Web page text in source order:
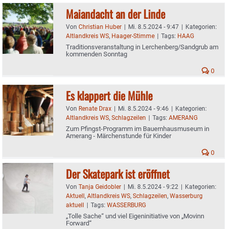
Maiandacht an der Linde
Von Christian Huber | Mi. 8.5.2024 - 9:47 | Kategorien:
Altlandkreis WS, Haager-Stimme | Tags: HAAG
Traditionsveranstaltung in Lerchenberg/Sandgrub am
kommenden Sonntag
0
Es klappert die Mühle
Von Renate Drax | Mi. 8.5.2024 - 9:46 | Kategorien:
Altlandkreis WS, Schlagzeilen | Tags: AMERANG
Zum Pfingst-Programm im Bauernhausmuseum in
Amerang - Märchenstunde für Kinder
0
Der Skatepark ist eröffnet
Von Tanja Geidobler | Mi. 8.5.2024 - 9:22 | Kategorien:
Aktuell, Altlandkreis WS, Schlagzeilen, Wasserburg
aktuell | Tags: WASSERBURG
„Tolle Sache“ und viel Eigeninitiative von „Movinn
Forward“